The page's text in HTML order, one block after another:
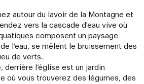
autour du lavoir de la Montagne et
vers la cascade d'eau vive où
composent un paysage
l’eau, se mêlent le bruissement des
de verts.
derrière l’église est un jardin
où vous trouverez des légumes, des